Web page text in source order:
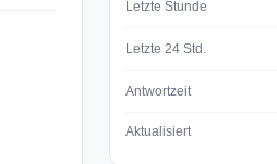
Letzte Stunde
Letzte 24 Std.
Antwortzeit
Aktualisiert